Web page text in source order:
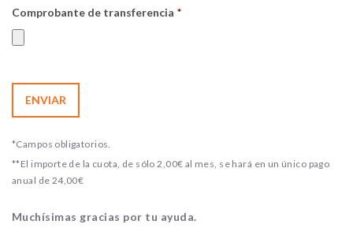
Comprobante de transferencia *
*Campos obligatorios.
**El importe de la cuota, de sólo 2,00€ al mes, se hará en un único pago
anual de 24,00€
Muchísimas gracias por tu ayuda.